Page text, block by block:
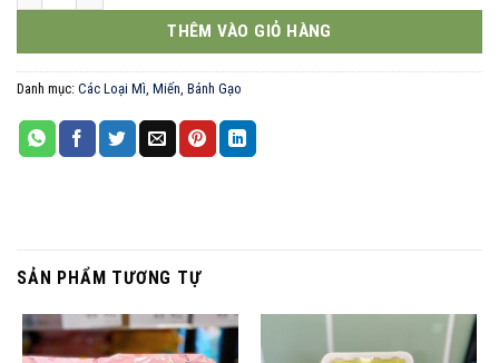
THÊM VÀO GIỎ HÀNG
Danh mục: Các Loại Mì, Miến, Bánh Gạo
SẢN PHẨM TƯƠNG TỰ